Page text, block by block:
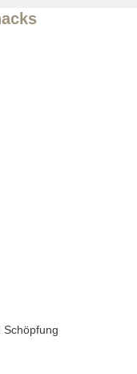
Schöpfung